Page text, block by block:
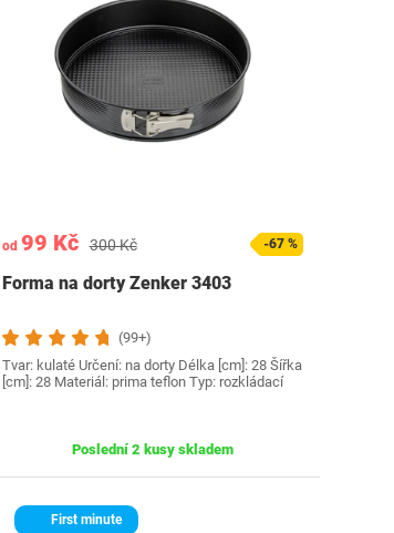
od 99 Kč 300 Kč -67 %
Forma na dorty Zenker 3403
(99+)
Tvar: kulaté Určení: na dorty Délka [cm]: 28 Šířka
[cm]: 28 Materiál: prima teflon Typ: rozkládací
Poslední 2 kusy skladem
First minute